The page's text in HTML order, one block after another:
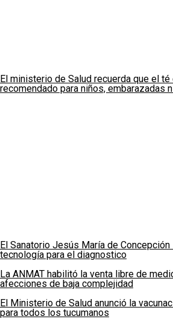
El ministerio de Salud recuerda que el
recomendado para niños, embarazadas
El Sanatorio Jesús María de
tecnología para el diagnostico
La ANMAT habilitó la venta libre de
afecciones de baja complejidad
El Ministerio de Salud anunció la
para todos los tucumanos